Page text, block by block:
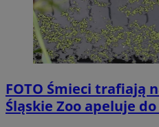
FOTO Śmieci trafiają
Śląskie Zoo apeluje